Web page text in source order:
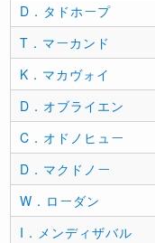
D．タドホープ
T．マーカンド
K．マカヴォイ
D．オブライエン
C．オドノヒュー
D．マクドノー
W．ローダン
I．メンディザバル